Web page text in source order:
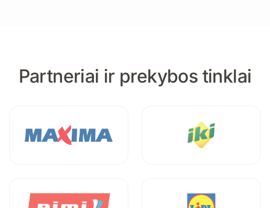
Partneriai ir prekybos tinklai